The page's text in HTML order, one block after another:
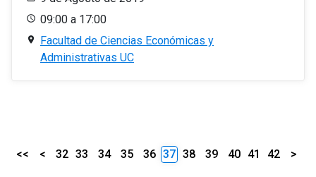
09:00 a 17:00
Facultad de Ciencias Económicas y
Administrativas UC
<< < 32 33 34 35 36 37 38 39 40 41 42 >